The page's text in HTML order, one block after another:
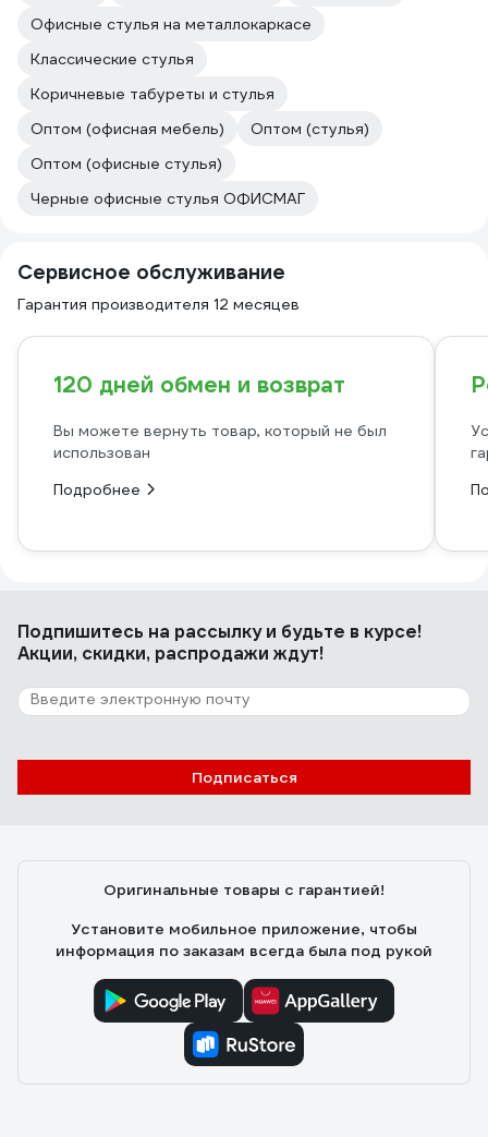
Офисные стулья на металлокаркасе
Классические стулья
Коричневые табуреты и стулья
Оптом (офисная мебель)
Оптом (стулья)
Оптом (офисные стулья)
Черные офисные стулья ОФИСМАГ
Сервисное обслуживание
Гарантия производителя 12 месяцев
120 дней обмен и возврат
Вы можете вернуть товар, который не был
использован
Подробнее
Подпишитесь на рассылкуи будьте в курсе!
Акции, скидки, распродажи ждут!
Подписаться
Оригинальные товары с гарантией!
Установите мобильное приложение, чтобы
информация по заказам всегда была под рукой